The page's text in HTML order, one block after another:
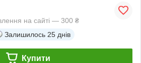
на сайті — 300 ₴
Залишилось 25 днів
Купити